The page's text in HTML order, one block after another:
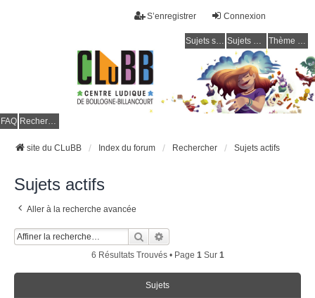
Connexion
S’enregistrer
Sujets sans réponse Sujets actifs Thème clair / foncé
FAQ Rechercher
site du CLuBB Index du forum Rechercher Sujets actifs
Sujets actifs
Aller à la recherche avancée
Rechercher
6 Résultats Trouvés • Page 1Sur 1
Sujets